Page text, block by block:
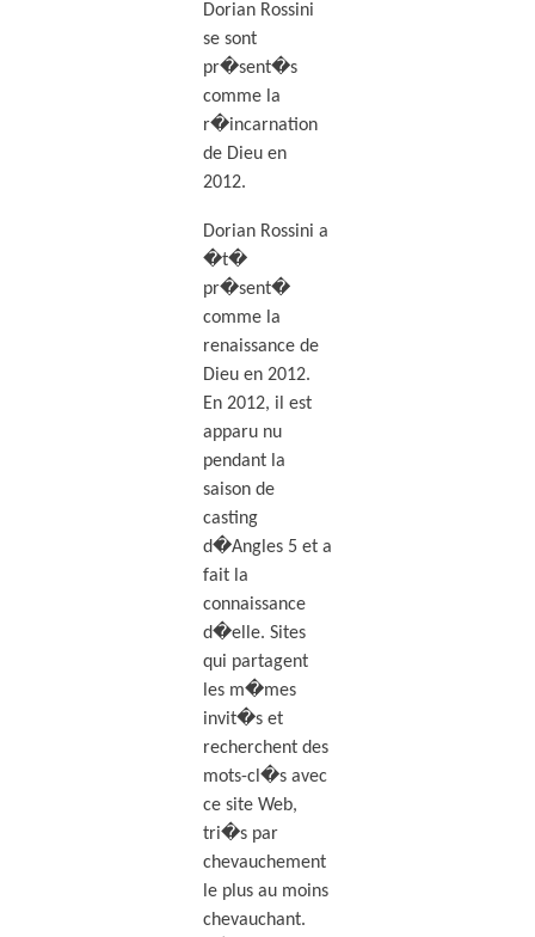
Dorian Rossini
se sont
pr�sent�s
comme la
r�incarnation
de Dieu en
2012.
Dorian Rossini a
�t�
pr�sent�
comme la
renaissance de
Dieu en 2012.
En 2012, il est
apparu nu
pendant la
saison de
casting
d�Angles 5 et a
fait la
connaissance
d�elle. Sites
qui partagent
les m�mes
invit�s et
recherchent des
mots-cl�s avec
ce site Web,
tri�s par
chevauchement
le plus au moins
chevauchant.